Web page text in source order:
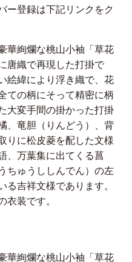
ー登録は下記リンクをク
華絢爛な桃山小袖「草花
唐織で再現した打掛で
絵緯により浮き織で、花
ての柄にそって精密に柄
大変手間の掛かった打掛
、竜胆（りんどう）、背
りに松皮菱を配した文様
、万葉集に出てくる菖
ちゅうししんでん）の左
る吉祥文様であります。
衣装です。
華絢爛な桃山小袖「草花